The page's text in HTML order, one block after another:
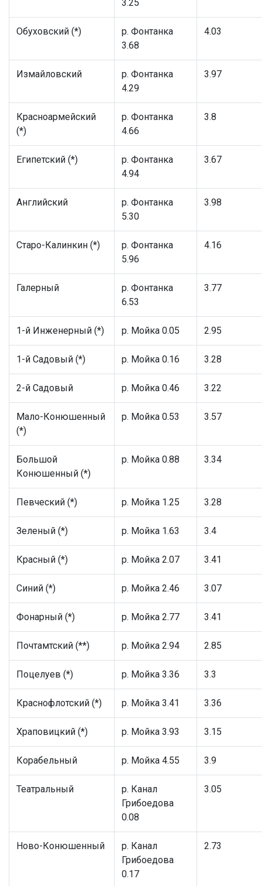
3.25
Обуховский (*)
р. Фонтанка
3.68
4.03
Измайловский
р. Фонтанка
4.29
3.97
Красноармейский
(*)
р. Фонтанка
4.66
3.8
Египетский (*)
р. Фонтанка
4.94
3.67
Английский
р. Фонтанка
5.30
3.98
Старо-Калинкин (*)
р. Фонтанка
5.96
4.16
Галерный
р. Фонтанка
6.53
3.77
1-й Инженерный (*) р. Мойка 0.05 2.95
1-й Садовый (*) р. Мойка 0.16 3.28
2-й Садовый р. Мойка 0.46 3.22
Мало-Конюшенный
(*)
р. Мойка 0.53 3.57
Большой
Конюшенный (*)
р. Мойка 0.88 3.34
Певческий (*) р. Мойка 1.25 3.28
Зеленый (*) р. Мойка 1.63 3.4
Красный (*) р. Мойка 2.07 3.41
Синий (*) р. Мойка 2.46 3.07
Фонарный (*) р. Мойка 2.77 3.41
Почтамтский (**) р. Мойка 2.94 2.85
Поцелуев (*) р. Мойка 3.36 3.3
Краснофлотский (*) р. Мойка 3.41 3.36
Храповицкий (*) р. Мойка 3.93 3.15
Корабельный р. Мойка 4.55 3.9
Театральный
р. Канал
Грибоедова
0.08
3.05
Ново-Конюшенный
р. Канал
Грибоедова
0.17
2.73